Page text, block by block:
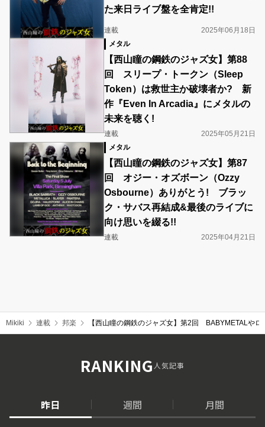
た来日ライブ盤を全肯定!!
連載
2025年06月18日
メタル
【西山瞳の鋼鉄のジャズ女】第88
回 スリープ・トークン（Sleep
Token）は救世主か破壊者か? 新
作『Even In Arcadia』にメタルの
未来を聴く!
連載
2025年05月21日
メタル
【西山瞳の鋼鉄のジャズ女】第87
回 オジー・オズボーン（Ozzy
Osbourne）ありがとう! ブラッ
ク・サバス再結成&最後のライブに
向け思いを綴る!!
連載 2025年04月21日
Mikiki 連載 邦楽 【西山瞳の鋼鉄のジャズ女】第2回 BABYMETALや
RANKING人気記事
昨日 週間 月間